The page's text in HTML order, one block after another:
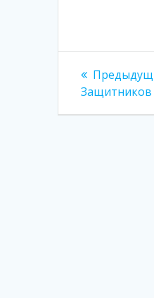
по
Защитников